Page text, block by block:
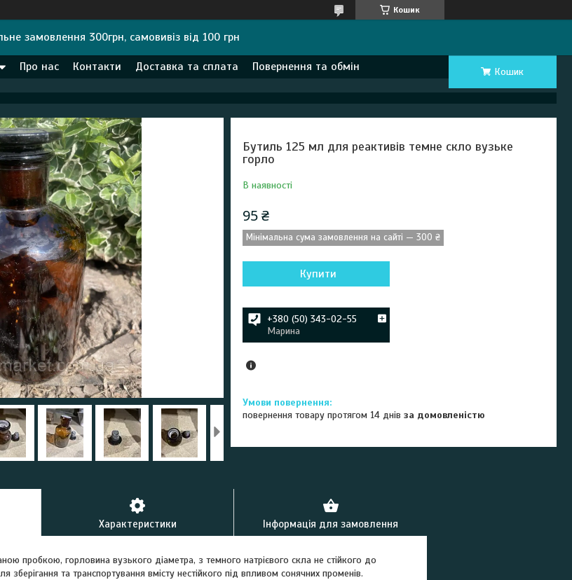
Кошик
замовлення 300грн, самовивіз від 100 грн
Про нас Контакти Доставка та сплата Повернення та обмін Кошик
Бутиль 125 мл для реактивів темне скло вузьке
горло
В наявності
95 ₴
Мінімальна сума замовлення на сайті — 300 ₴
Купити
+380 (50) 343-02-55
Марина
повернення товару протягом 14 днівза домовленістю
Характеристики Інформація для замовлення
пробкою, горловина вузького діаметра, з темного натрієвого скла не стійкого до
зберігання та транспортування вмісту нестійкого під впливом сонячних променів.